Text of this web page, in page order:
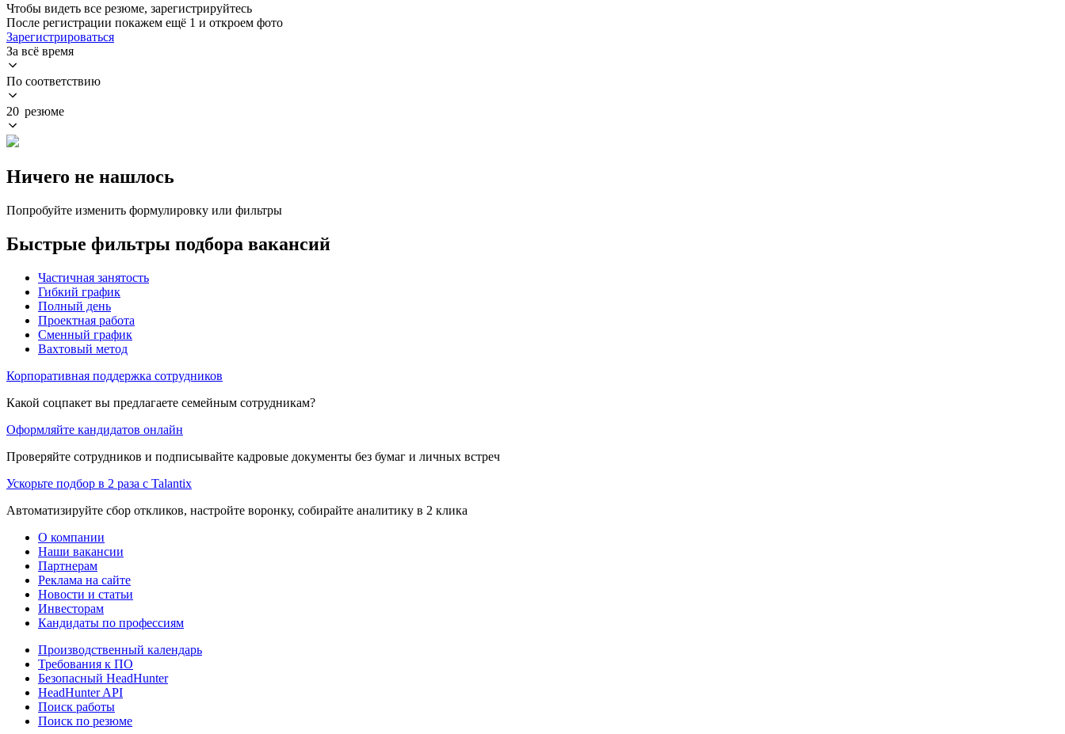
Чтобы видеть все резюме, зарегистрируйтесь
После регистрации покажем ещё 1 и откроем фото
Зарегистрироваться
За всё время
По соответствию
20 резюме
Ничего не нашлось
Попробуйте изменить формулировку или фильтры
Быстрые фильтры подбора вакансий
Частичная занятость
Гибкий график
Полный день
Проектная работа
Сменный график
Вахтовый метод
Корпоративная поддержка сотрудников
Какой соцпакет вы предлагаете семейным сотрудникам?
Оформляйте кандидатов онлайн
Проверяйте сотрудников и подписывайте кадровые документы без бумаг и личных встреч
Ускорьте подбор в 2 раза с Talantix
Автоматизируйте сбор откликов, настройте воронку, собирайте аналитику в 2 клика
О компании
Наши вакансии
Партнерам
Реклама на сайте
Новости и статьи
Инвесторам
Кандидаты по профессиям
Производственный календарь
Требования к ПО
Безопасный HeadHunter
HeadHunter API
Поиск работы
Поиск по резюме